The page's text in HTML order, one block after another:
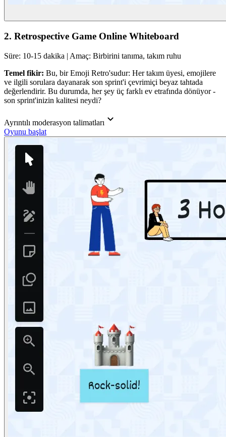
2. Retrospective Game Online Whiteboard
Süre: 10-15 dakika | Amaç: Birbirini tanıma, takım ruhu
Temel fikir: Bu, bir Emoji Retro'sudur: Her takım üyesi, emojilere
ve ilgili sorulara dayanarak son sprint'i çevrimiçi beyaz tahtada
değerlendirir. Bu durumda, her şey üç farklı ev etrafında dönüyor -
son sprint'inizin kalitesi neydi?
Ayrıntılı moderasyon talimatları
Oyunu başlat